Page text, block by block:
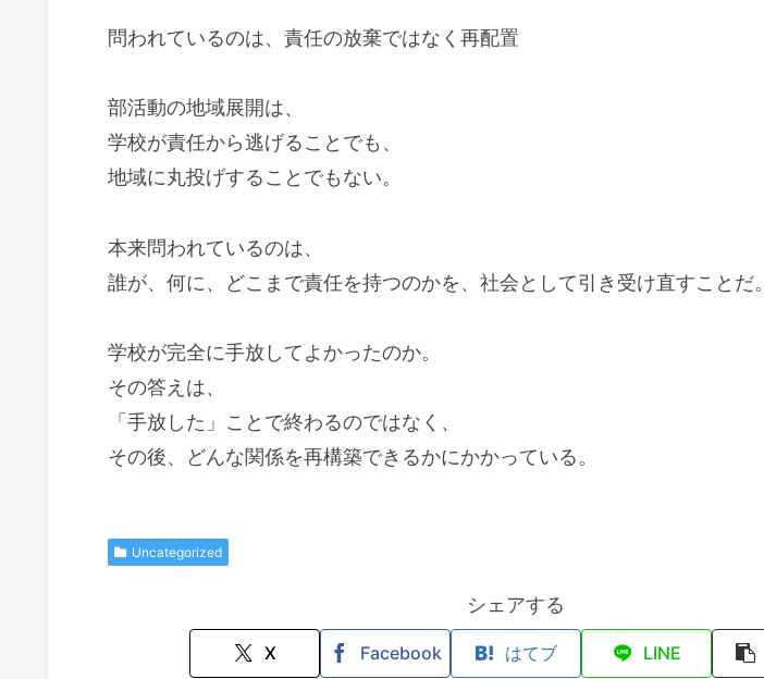
問われているのは、責任の放棄ではなく再配置
部活動の地域展開は、
学校が責任から逃げることでも、
地域に丸投げすることでもない。
本来問われているのは、
誰が、何に、どこまで責任を持つのかを、社会として引き受け直すことだ。
学校が完全に手放してよかったのか。
その答えは、
「手放した」ことで終わるのではなく、
その後、どんな関係を再構築できるかにかかっている。
Uncategorized
シェアする
X Facebook はてブ LINE